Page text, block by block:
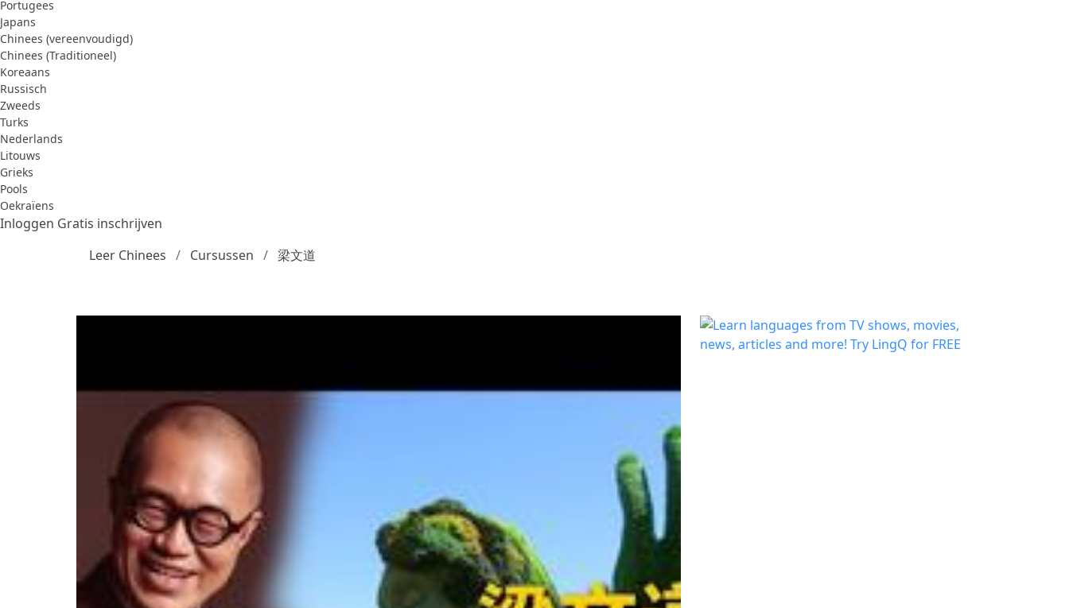
Portugees
Japans
Chinees (vereenvoudigd)
Chinees (Traditioneel)
Koreaans
Russisch
Zweeds
Turks
Nederlands
Litouws
Grieks
Pools
Oekraïens
Inloggen Gratis inschrijven
Leer Chinees
Cursussen 梁文道